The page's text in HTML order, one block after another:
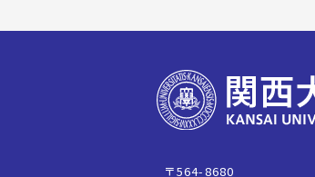
〒564-8680